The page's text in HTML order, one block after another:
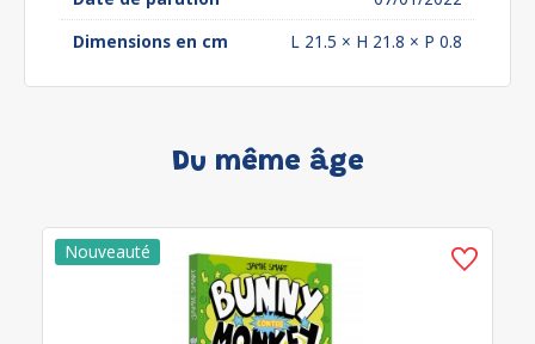
Dimensions en cm
L 21.5 × H 21.8 × P 0.8
Du même âge